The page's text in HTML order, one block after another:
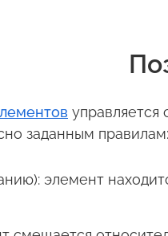
управляется
заданным правилам:
элемент